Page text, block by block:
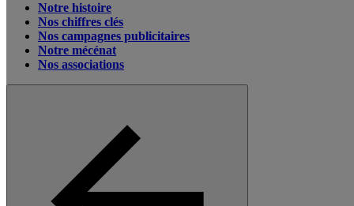
Notre histoire
Nos chiffres clés
Nos campagnes publicitaires
Notre mécénat
Nos associations